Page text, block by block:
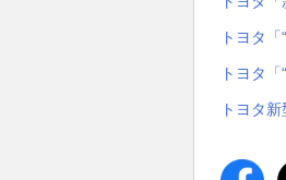
トヨタ
トヨタ
トヨタ